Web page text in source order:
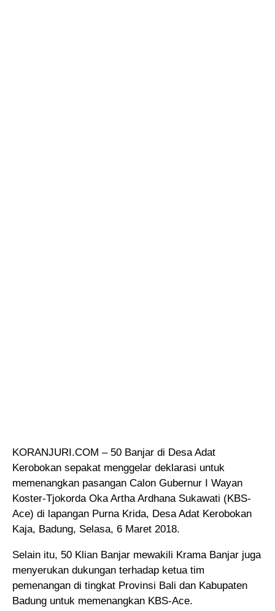
KORANJURI.COM – 50 Banjar di Desa Adat
Kerobokan sepakat menggelar deklarasi untuk
memenangkan pasangan Calon Gubernur I Wayan
Koster-Tjokorda Oka Artha Ardhana Sukawati (KBS-
Ace) di lapangan Purna Krida, Desa Adat Kerobokan
Kaja, Badung, Selasa, 6 Maret 2018.
Selain itu, 50 Klian Banjar mewakili Krama Banjar juga
menyerukan dukungan terhadap ketua tim
pemenangan di tingkat Provinsi Bali dan Kabupaten
Badung untuk memenangkan KBS-Ace.